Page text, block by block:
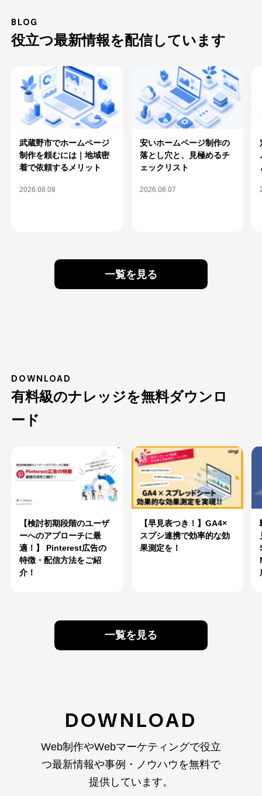
BLOG
役立つ最新情報を配信しています
武蔵野市でホームページ
制作を頼むには｜地域密
着で依頼するメリット
2026.08.08
安いホームページ制作の
落とし穴と、見極めるチ
ェックリスト
2026.08.07
一覧を見る
DOWNLOAD
有料級のナレッジを無料ダウンロ
ード
【検討初期段階のユーザ
ーへのアプローチに最
適！】 Pinterest広告の
特徴・配信方法をご紹
介！
【早見表つき！】GA4×
スプシ連携で効率的な効
果測定を！
一覧を見る
DOWNLOAD
Web制作やWebマーケティングで役立
つ最新情報や事例・ノウハウを無料で
提供しています。